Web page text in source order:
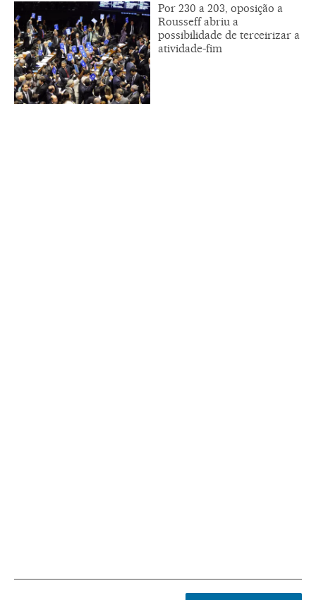
Por 230 a 203, oposição a
Rousseff abriu a
possibilidade de terceirizar a
atividade-fim